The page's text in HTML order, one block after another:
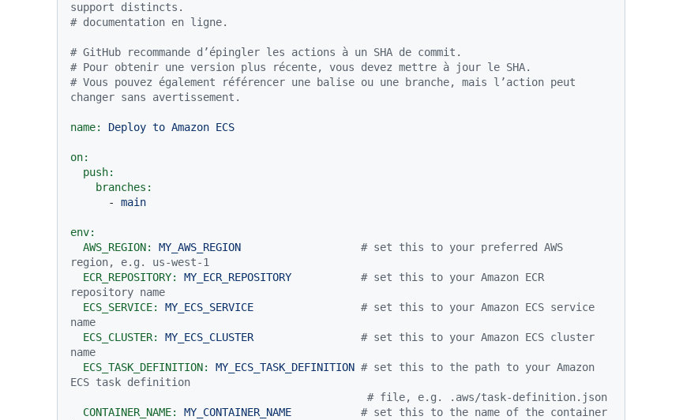
support distincts.
# documentation en ligne.
# GitHub recommande d’épingler les actions à un SHA de commit.
# Pour obtenir une version plus récente, vous devez mettre à jour le SHA.
# Vous pouvez également référencer une balise ou une branche, mais l’action peut
changer sans avertissement.
name: Deploy to Amazon ECS
on:
push:
branches:
-
main
env:
AWS_REGION:
MY_AWS_REGION
# set this to your preferred AWS
region, e.g. us-west-1
ECR_REPOSITORY:
MY_ECR_REPOSITORY
# set this to your Amazon ECR
repository name
ECS_SERVICE:
MY_ECS_SERVICE
# set this to your Amazon ECS service
name
ECS_CLUSTER:
MY_ECS_CLUSTER
# set this to your Amazon ECS cluster
name
ECS_TASK_DEFINITION:
MY_ECS_TASK_DEFINITION # set this to the path to your Amazon
ECS task definition
# file, e.g. .aws/task-definition.json
CONTAINER_NAME:
MY_CONTAINER_NAME
# set this to the name of the container